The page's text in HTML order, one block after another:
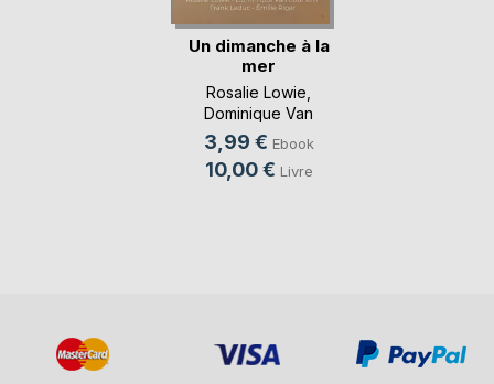
Un dimanche à la
mer
Rosalie Lowie
Dominique Van
Cotthem
3,99 € Ebook
10,00 € Livre